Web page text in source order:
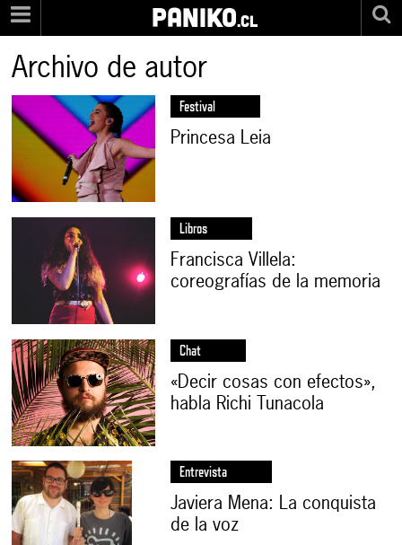
PANIKO.cl
Archivo de autor
Festival
Princesa Leia
Libros
Francisca Villela:
coreografías de la memoria
Chat
«Decir cosas con efectos»,
habla Richi Tunacola
Entrevista
Javiera Mena: La conquista
de la voz